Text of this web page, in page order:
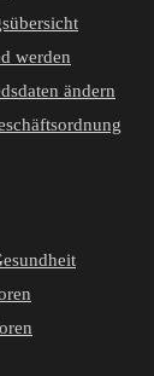
werden
ändern